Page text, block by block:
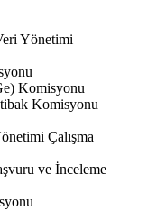
Yönetimi
Komisyonu
Komisyonu
Çalışma
ve İnceleme